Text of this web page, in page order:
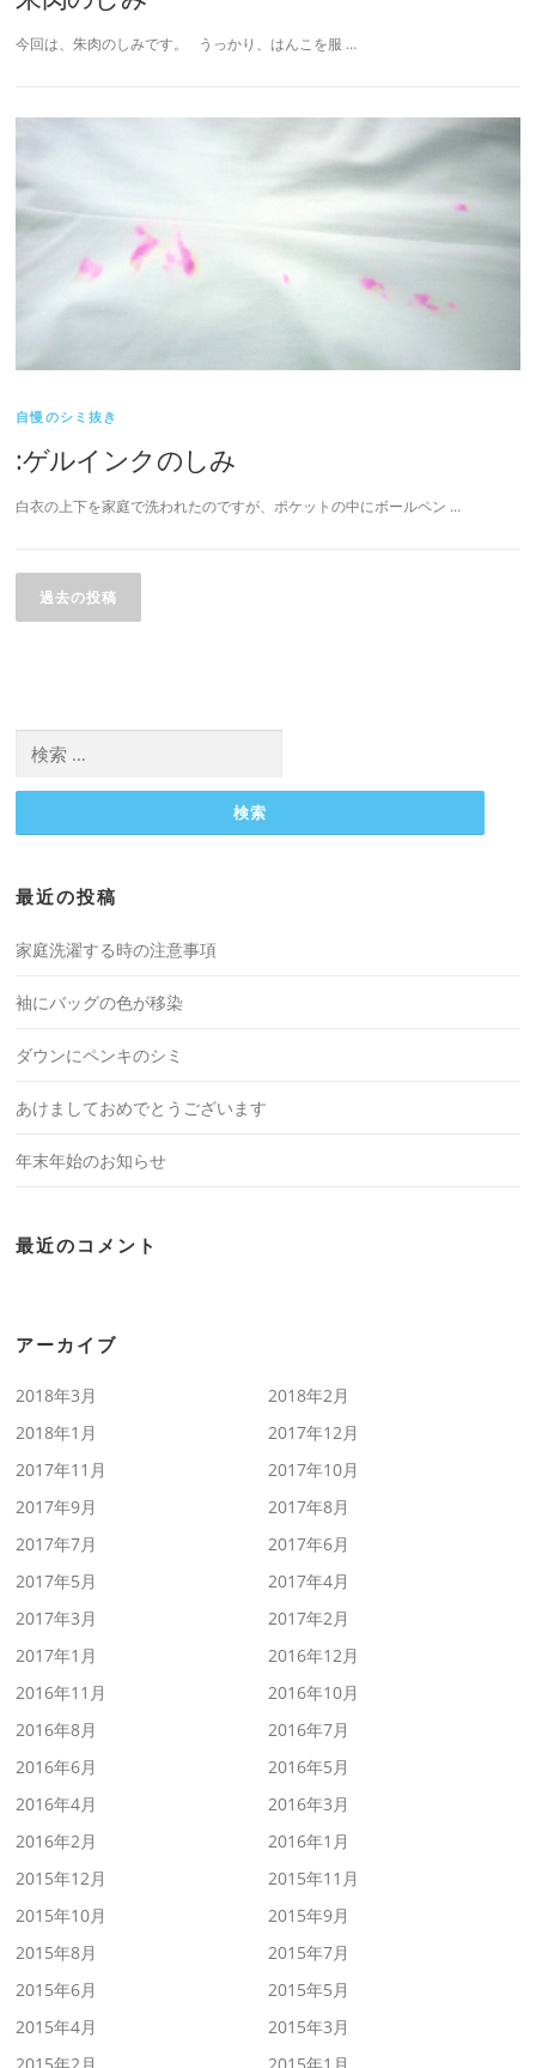
今回は、朱肉のしみです。 うっかり、はんこを服 …
自慢のシミ抜き
:ゲルインクのしみ
白衣の上下を家庭で洗われたのですが、ポケットの中にボールペン …
稿
ナ
シ
過去の投稿
索:
最近の投稿
家庭洗濯する時の注意事項
袖にバッグの色が移染
ダウンにペンキのシミ
あけましておめでとうございます
年末年始のお知らせ
最近のコメント
アーカイブ
2018年3月
2018年2月
2018年1月
2017年12月
2017年11月
2017年10月
2017年9月
2017年8月
2017年7月
2017年6月
2017年5月
2017年4月
2017年3月
2017年2月
2017年1月
2016年12月
2016年11月
2016年10月
2016年8月
2016年7月
2016年6月
2016年5月
2016年4月
2016年3月
2016年2月
2016年1月
2015年12月
2015年11月
2015年10月
2015年9月
2015年8月
2015年7月
2015年6月
2015年5月
2015年4月
2015年3月
2015年2月
2015年1月